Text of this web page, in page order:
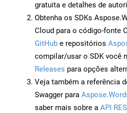
gratuita e detalhes de
Obtenha os SDKs
Cloud para o código-fonte
GitHub e repositórios
compilar/usar o SDK você
Releases para opções
Veja também a referência
Swagger para
saber mais sobre a API